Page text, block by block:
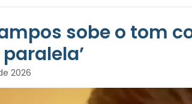
sobe o tom
2026